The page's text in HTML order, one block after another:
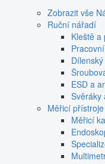
Zobrazit vše
Ruční nářadí
Kleště a
ESD a
Svěráky
Měřicí přístroje
Měřicí